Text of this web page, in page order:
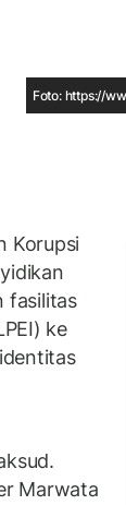
Foto: https://
Korupsi
fasilitas
ke
Marwata